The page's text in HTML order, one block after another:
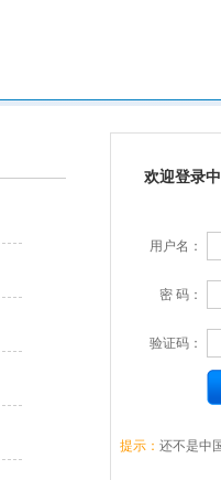
欢迎登录
用户名：
密 码：
验证码：
提示： 还不是中